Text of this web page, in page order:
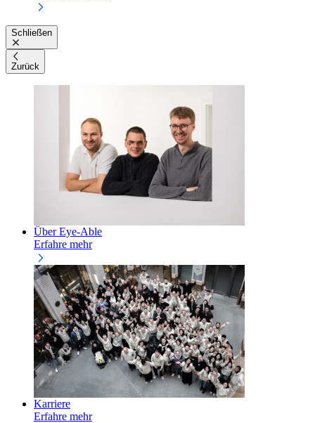
Schließen
Zurück
Über Eye-Able
Erfahre mehr
Karriere
Erfahre mehr